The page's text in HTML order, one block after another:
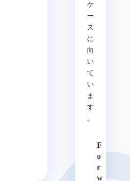
ケ
ー
ス
に
向
い
て
い
ま
す
。
F
o
r
w